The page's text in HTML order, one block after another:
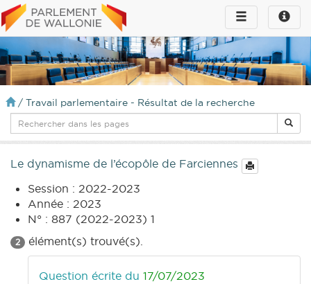
Toggle
infos
Toggle
navigation
/ Travail parlementaire - Résultat de la recherche
Le dynamisme de l’écopôle de Farciennes
Session : 2022-2023
Année : 2023
N° : 887 (2022-2023) 1
2 élément(s) trouvé(s).
Question écrite du 17/07/2023